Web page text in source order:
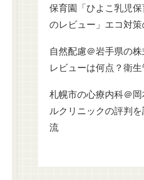
保育園「ひよこ乳児
のレビュー」エコ対策
自然配慮＠岩手県の
レビューは何点？衛
札幌市の心療内科＠岡
ルクリニックの評判
流